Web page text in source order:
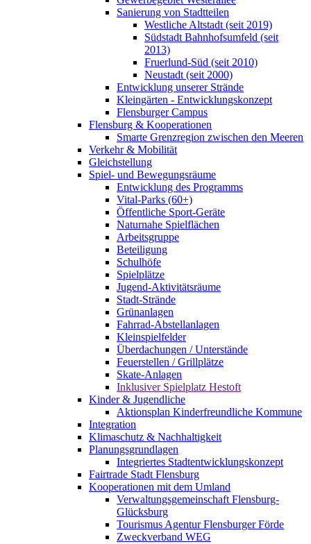
Sanierung von Stadtteilen
Westliche Altstadt (seit 2019)
Südstadt Bahnhofsumfeld (seit
2013)
Fruerlund-Süd (seit 2010)
Neustadt (seit 2000)
Entwicklung unserer Strände
Kleingärten - Entwicklungskonzept
Flensburger Campus
Flensburg & Kooperationen
Smarte Grenzregion zwischen den Meeren
Verkehr & Mobilität
Gleichstellung
Spiel- und Bewegungsräume
Entwicklung des Programms
Vital-Parks (60+)
Öffentliche Sport-Geräte
Naturnahe Spielflächen
Arbeitsgruppe
Beteiligung
Schulhöfe
Spielplätze
Jugend-Aktivitätsräume
Stadt-Strände
Grünanlagen
Fahrrad-Abstellanlagen
Kleinspielfelder
Überdachungen / Unterstände
Feuerstellen / Grillplätze
Skate-Anlagen
Inklusiver Spielplatz Hestoft
Kinder & Jugendliche
Aktionsplan Kinderfreundliche Kommune
Integration
Klimaschutz & Nachhaltigkeit
Planungsgrundlagen
Integriertes Stadtentwicklungskonzept
Fairtrade Stadt Flensburg
Kooperationen mit dem Umland
Verwaltungsgemeinschaft Flensburg-
Glücksburg
Tourismus Agentur Flensburger Förde
Zweckverband WEG